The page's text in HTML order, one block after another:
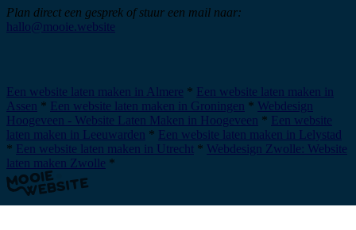
Plan direct een gesprek of stuur een mail naar:
hallo@mooie.website
Een website laten maken in Almere * Een website laten maken in
Assen * Een website laten maken in Groningen * Webdesign
Hoogeveen - Website Laten Maken in Hoogeveen * Een website
laten maken in Leeuwarden * Een website laten maken in Lelystad
* Een website laten maken in Utrecht * Webdesign Zwolle: Website
laten maken Zwolle *